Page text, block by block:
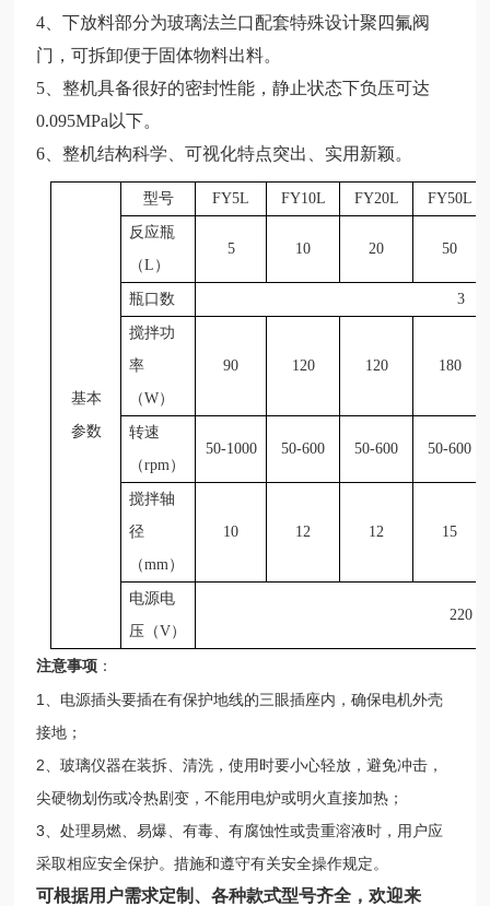
4、下放料部分为玻璃法兰口配套特殊设计聚四氟阀
门，可拆卸便于固体物料出料。
5、整机具备很好的密封性能，静止状态下负压可达
0.095MPa以下。
6、整机结构科学、可视化特点突出、实用新颖。
基本
参数
型号 FY5L FY10L FY20L FY50L
反应瓶
（L）
5 10 20 50
瓶口数 3
搅拌功
率
（W）
90 120 120 180
转速
（rpm）
50-1000 50-600 50-600 50-600
搅拌轴
径
（mm）
10 12 12 15
电源电
压（V）
220
注意事项 ：
1、电源插头要插在有保护地线的三眼插座内，确保电机外壳
接地；
2、玻璃仪器在装拆、清洗，使用时要小心轻放，避免冲击，
尖硬物划伤或冷热剧变，不能用电炉或明火直接加热；
3、处理易燃、易爆、有毒、有腐蚀性或贵重溶液时，用户应
采取相应安全保护。措施和遵守有关安全操作规定。
可根据用户需求定制、各种款式型号齐全，欢迎来